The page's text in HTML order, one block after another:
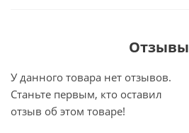
Отзывы
У данного товара нет отзывов.
Станьте первым, кто оставил
отзыв об этом товаре!